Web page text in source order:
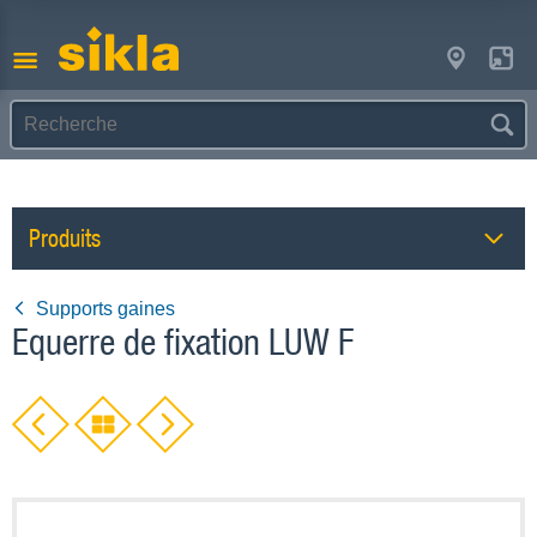
Produits
Supports gaines
Equerre de fixation LUW F